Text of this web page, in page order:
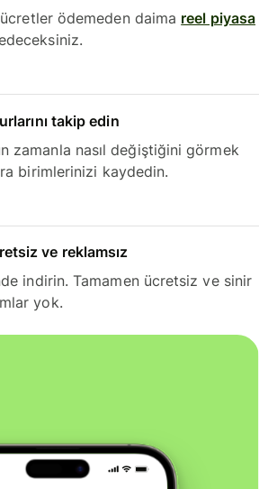
ödemeden daima reel piyasa
takip edin
zamanla nasıl değiştiğini görmek
birimlerinizi kaydedin.
ve reklamsız
indirin. Tamamen ücretsiz ve sinir
yok.